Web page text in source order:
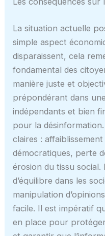
La situation actuelle
simple aspect
disparaissent, cela
fondamental des
manière juste et
prépondérant dans
indépendants et bien
pour la
claires :
démocratiques, perte
érosion du tissu social.
d’équilibre dans les
manipulation
facile. Il est impératif
en place pour